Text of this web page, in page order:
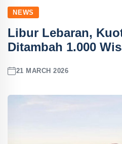
NEWS
Libur Lebaran,
Ditambah 1.000
21 MARCH 2026